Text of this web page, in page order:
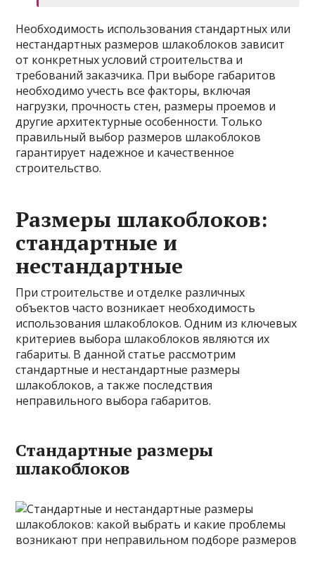
Необходимость использования стандартных или
нестандартных размеров шлакоблоков зависит
от конкретных условий строительства и
требований заказчика. При выборе габаритов
необходимо учесть все факторы, включая
нагрузки, прочность стен, размеры проемов и
другие архитектурные особенности. Только
правильный выбор размеров шлакоблоков
гарантирует надежное и качественное
строительство.
Размеры шлакоблоков:
стандартные и
нестандартные
При строительстве и отделке различных
объектов часто возникает необходимость
использования шлакоблоков. Одним из ключевых
критериев выбора шлакоблоков являются их
габариты. В данной статье рассмотрим
стандартные и нестандартные размеры
шлакоблоков, а также последствия
неправильного выбора габаритов.
Стандартные размеры
шлакоблоков